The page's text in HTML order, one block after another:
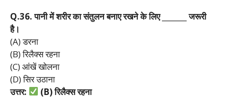
Q.36.पानीमेंशरीरकासंतुलनबनाएरखनेकेलिए _______जरूरी
है।
(A) डरना
(B) रिलैक्स रहना
(C) आंखें खोलना
(D) सिर उठाना
उत्तर:
(B)रिलैक्सरहना